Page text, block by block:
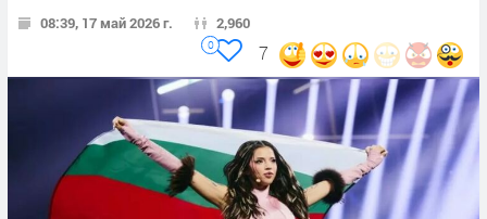
08:39, 17 май 2026 г. 2,960
7
0